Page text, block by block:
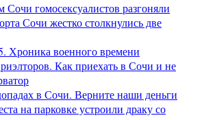
Сочи гомосексуалистов разгоняли
Сочи жестко столкнулись две
Хроника военного времени
Как приехать в Сочи и не
в Сочи. Верните наши деньги
на парковке устроили драку со